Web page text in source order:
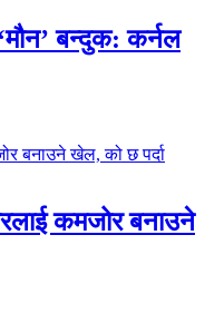
बन्दुक: कर्नल
कमजोर बनाउने